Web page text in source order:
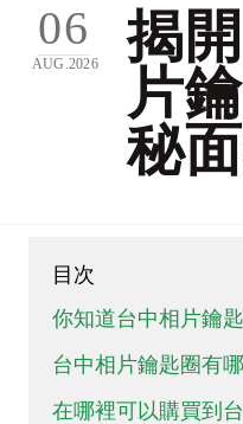
06
AUG.2026
揭
片
秘
目次
你知道台中相片鑰
台中相片鑰匙圈有
在哪裡可以購買到